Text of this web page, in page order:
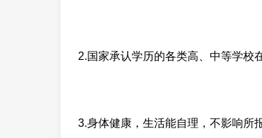
2.国家承认学历的各类高、中等学校
3.身体健康，生活能自理，不影响所